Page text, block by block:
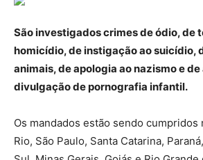
São investigados crimes de ódio, de
homicídio, de instigação ao suicídio,
animais, de apologia ao nazismo e
divulgação de pornografia infantil.
Os mandados estão sendo cumpridos
Rio, São Paulo, Santa Catarina,